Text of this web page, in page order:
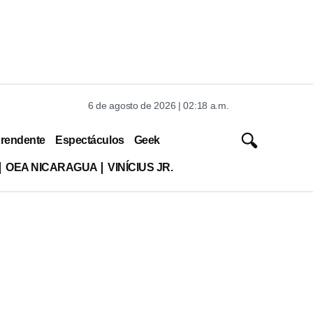
6 de agosto de 2026 | 02:18 a.m.
Espectáculos Geek
OEA NICARAGUA VINÍCIUS JR.